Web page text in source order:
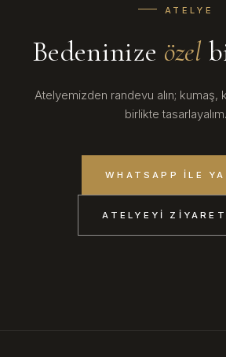
ATELYE
Bedeninize özel
Atelyemizden randevu alın; kumaş,
birlikte tasarlayalım.
WHATSAPP ILE
ATELYEYI